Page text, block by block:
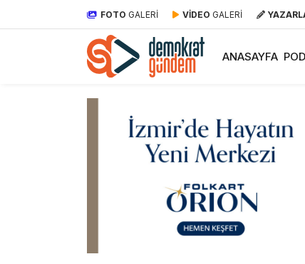
FOTO GALERİ VİDEO GALERİ
ANASAYFA